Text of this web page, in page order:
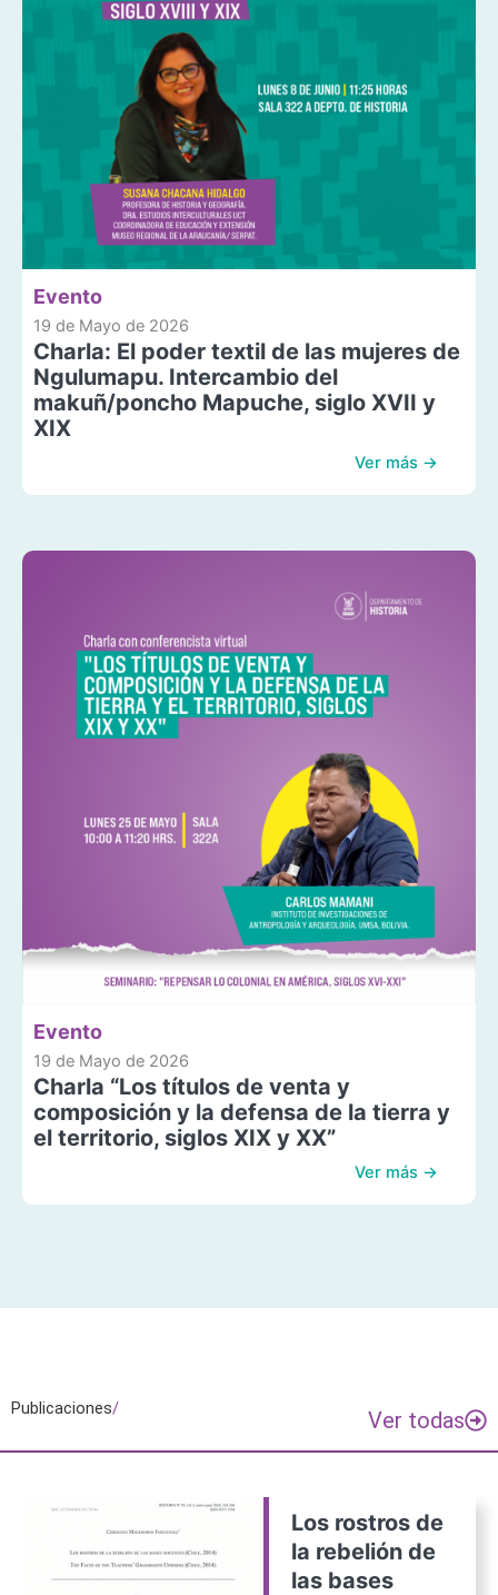
Evento
19 de Mayo de 2026
Charla: El poder textil de las mujeres de
Ngulumapu. Intercambio del
makuñ/poncho Mapuche, siglo XVII y
XIX
Ver más →
Evento
19 de Mayo de 2026
Charla “Los títulos de venta y
composición y la defensa de la tierra y
el territorio, siglos XIX y XX”
Ver más →
Publicaciones/ Ver todas
Los rostros de
la rebelión de
las bases